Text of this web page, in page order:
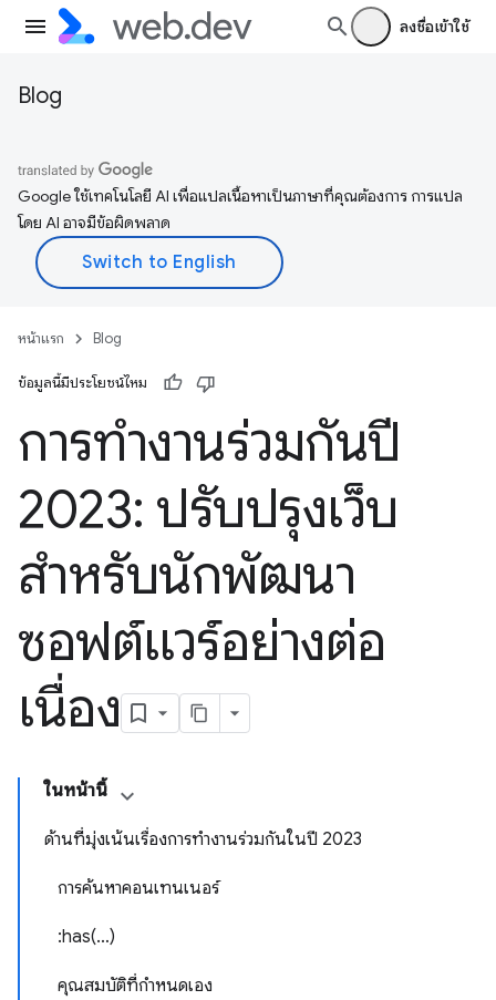
ลงชื่อเข้าใช้
Blog
Google ใช้เทคโนโลยี AI เพื่อแปลเนื้อหาเป็นภาษาที่คุณต้องการ การแปล
โดย AI อาจมีข้อผิดพลาด
หน้าแรก Blog
ข้อมูลนี้มีประโยชน์ไหม
การทำงานร่วมกันปี
2023: ปรับปรุงเว็บ
สำหรับนักพัฒนา
ซอฟต์แวร์อย่างต่อ
เนื่อง
ในหน้านี้
ด้านที่มุ่งเน้นเรื่องการทำงานร่วมกันในปี 2023
การค้นหาคอนเทนเนอร์
:has(…)
คุณสมบัติที่กำหนดเอง